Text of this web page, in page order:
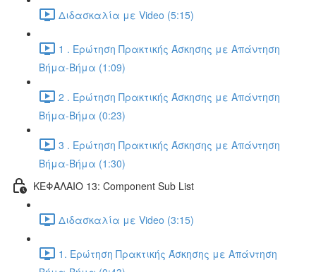
Διδασκαλία με Video (5:15)
1 . Ερώτηση Πρακτικής Άσκησης με Απάντηση
Βήμα-Βήμα (1:09)
2 . Ερώτηση Πρακτικής Άσκησης με Απάντηση
Βήμα-Βήμα (0:23)
3 . Ερώτηση Πρακτικής Άσκησης με Απάντηση
Βήμα-Βήμα (1:30)
ΚΕΦΑΛΑΙΟ 13: Component Sub List
Διδασκαλία με Video (3:15)
1. Ερώτηση Πρακτικής Άσκησης με Απάντηση